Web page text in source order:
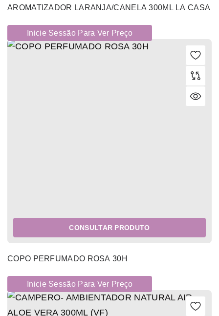
AROMATIZADOR LARANJA/CANELA 300ML LA CASA
Inicie Sessão Para Ver Preço
CONSULTAR PRODUTO
COPO PERFUMADO ROSA 30H
Inicie Sessão Para Ver Preço